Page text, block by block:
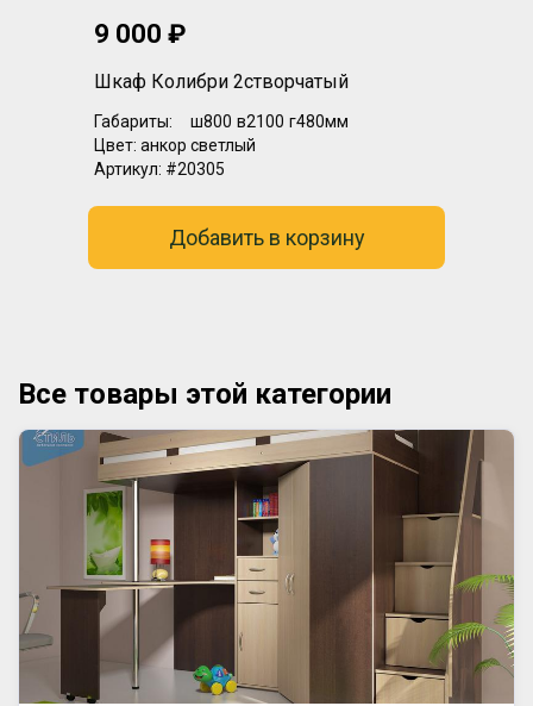
9 000 ₽
Шкаф Колибри 2створчатый
Габариты: ш800 в2100 г480мм
Цвет: анкор светлый
Артикул: #20305
Добавить в корзину
Все товары этой категории